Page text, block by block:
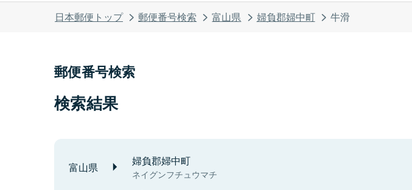
日本郵便トップ 郵便番号検索 富山県 婦負郡婦中町 牛滑
郵便番号検索
検索結果
富山県 婦負郡婦中町
ネイグンフチュウマチ